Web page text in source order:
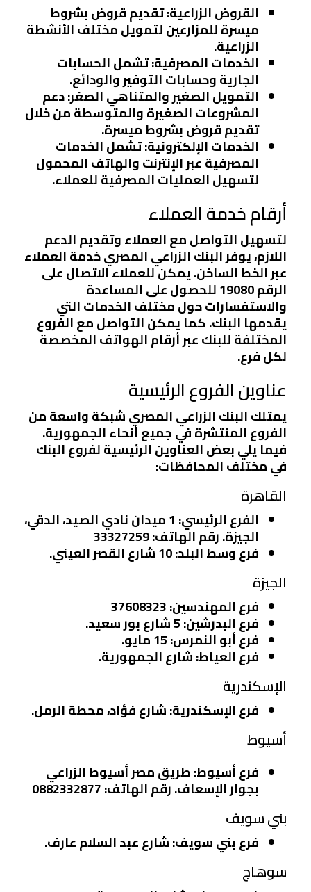
القروض الزراعية: تقديم قروض بشروط
ميسرة للمزارعين لتمويل مختلف الأنشطة
الزراعية.
الخدمات المصرفية: تشمل الحسابات
الجارية وحسابات التوفير والودائع.
التمويل الصغير والمتناهي الصغر: دعم
المشروعات الصغيرة والمتوسطة من خلال
تقديم قروض بشروط ميسرة.
الخدمات الإلكترونية: تشمل الخدمات
المصرفية عبر الإنترنت والهاتف المحمول
لتسهيل العمليات المصرفية للعملاء.
أرقام خدمة العملاء
لتسهيل التواصل مع العملاء وتقديم الدعم
اللازم، يوفر البنك الزراعي المصري خدمة العملاء
عبر الخط الساخن. يمكن للعملاء الاتصال على
الرقم 19080 للحصول على المساعدة
والاستفسارات حول مختلف الخدمات التي
يقدمها البنك. كما يمكن التواصل مع الفروع
المختلفة للبنك عبر أرقام الهواتف المخصصة
لكل فرع.
عناوين الفروع الرئيسية
يمتلك البنك الزراعي المصري شبكة واسعة من
الفروع المنتشرة في جميع أنحاء الجمهورية.
فيما يلي بعض العناوين الرئيسية لفروع البنك
في مختلف المحافظات:
القاهرة
الفرع الرئيسي : 1 ميدان نادي الصيد، الدقي،
الجيزة. رقم الهاتف: 33327259
فرع وسط البلد: 10 شارع القصر العيني.
الجيزة
فرع المهندسين: 37608323
فرع البدرشين: 5 شارع بور سعيد.
فرع أبو النمرس: 15 مايو.
فرع العياط: شارع الجمهورية.
الإسكندرية
فرع الإسكندرية: شارع فؤاد، محطة الرمل.
أسيوط
فرع أسيوط: طريق مصر أسيوط الزراعي
بجوار الإسعاف. رقم الهاتف: 0882332877
بني سويف
فرع بني سويف: شارع عبد السلام عارف.
سوهاج